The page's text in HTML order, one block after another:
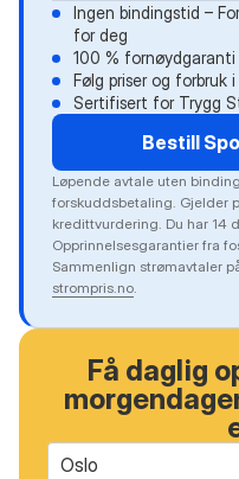
Ingen bindingstid –
for deg
100 %
Følg priser og forbruk
Sertifisert for Trygg
Bestill
Løpende avtale uten
forskuddsbetaling. Gjelder
kredittvurdering. Du har 14
Opprinnelsesgarantier fra
Sammenlign strømavtaler
strompris.no.
Få daglig
Oslo